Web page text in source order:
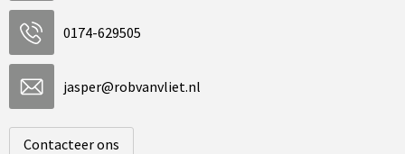
0174-629505
jasper@robvanvliet.nl
Contacteer ons